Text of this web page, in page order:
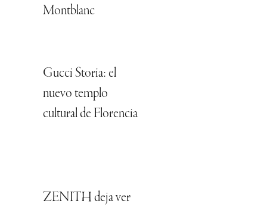
Montblanc
Gucci Storia: el
nuevo templo
cultural de Florencia
ZENITH deja ver